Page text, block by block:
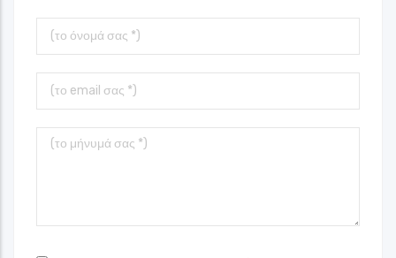
Το
όνομά
σας
Email
σας